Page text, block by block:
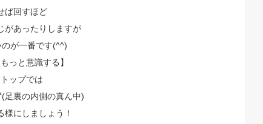
ば回すほど
があったりしますが
が一番です(^^)
っと意識する】
ップでは
足裏の内側の真ん中)
様にしましょう！